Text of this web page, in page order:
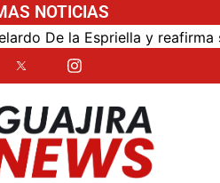
NOTICIAS
la Espriella y reafirma su